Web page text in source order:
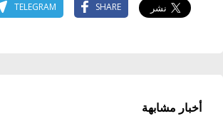
SHARE
TELEGRAM
أخبار مشابهة